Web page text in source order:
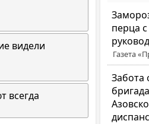
перца
Газета
Забота
видели
всегда